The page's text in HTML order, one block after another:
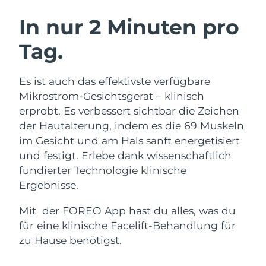
In nur 2 Minuten pro
Tag.
Es ist auch das effektivste verfügbare
Mikrostrom-Gesichtsgerät – klinisch
erprobt. Es verbessert sichtbar die Zeichen
der Hautalterung, indem es die 69 Muskeln
im Gesicht und am Hals sanft energetisiert
und festigt. Erlebe dank wissenschaftlich
fundierter Technologie klinische
Ergebnisse.
Mit der FOREO App hast du alles, was du
für eine klinische Facelift-Behandlung für
zu Hause benötigst.
LUNA™ 4 Set
Anti-aging massage
LUNA™ 4 Plus
Massage, LED heating
LUNA™ 4 Men
For men, anti-aging massage
BEAR™ 2 Set
Microcurrent toning
BEAR™ 2 go
Microcurrent toning on-the-go
BEAR™ 2 eyes & lips
Microcurrent line smoothing device
Hydratisierung
UFO™ 3 Set
Deep facial hydration
UFO™ 3 LED
Near-infrared and red light therapy
device
Mundpflege
issa™ 4
Hybrid silicone sonic toothbrush
issa™ 4 plus
Smart hybrid silicone sonic toothbrush
FAQ™ ANTI-AGING-BEHANDLUNG
Anti-aging
NEW
Österreich Erwartete Lieferung 8/10/26
Bahrain
Belgien Erwartete Lieferung
Bermuda Erwartete Lieferung8/16/26
Bosnien und
Herzegowina
Erwartete Lieferung
Brunei Darussalam
Bulgarien Erwartete Lieferung8/10/26
Kanada